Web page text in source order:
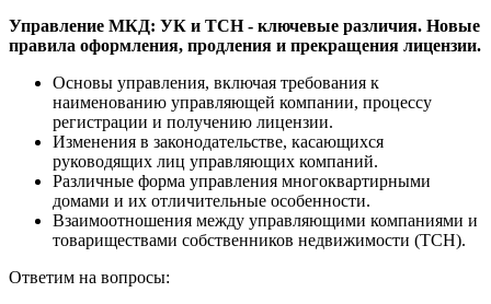
Управление МКД: УК и ТСН - ключевые различия. Новые
правила оформления, продления и прекращения лицензии.
Основы управления, включая требования к
наименованию управляющей компании, процессу
регистрации и получению лицензии.
Изменения в законодательстве, касающихся
руководящих лиц управляющих компаний.
Различные форма управления многоквартирными
домами и их отличительные особенности.
Взаимоотношения между управляющими компаниями и
товариществами собственников недвижимости (ТСН).
Ответим на вопросы: